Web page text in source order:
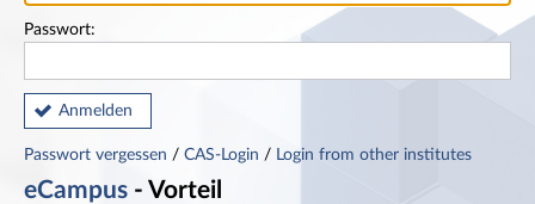
Passwort:
Anmelden
Passwort vergessen / CAS-Login / Login from other institutes
eCampus - Vorteil